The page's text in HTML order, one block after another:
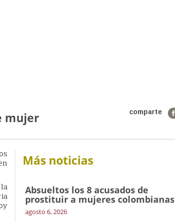
comparte
mujer
Más noticias
Absueltos los 8 acusados de
prostituir a mujeres colombianas
agosto 6, 2026